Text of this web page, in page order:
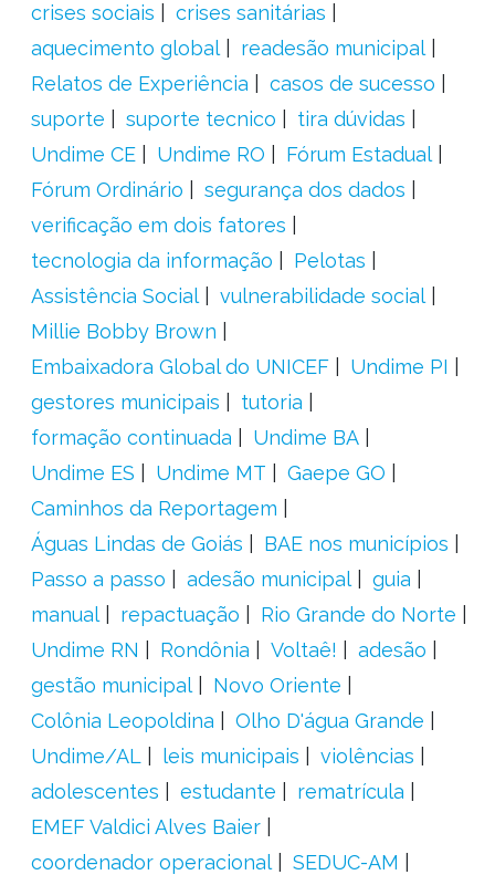
crises sociais
crises sanitárias
aquecimento global
readesão municipal
Relatos de Experiência
casos de sucesso
suporte
suporte tecnico
tira dúvidas
Undime CE
Undime RO
Fórum Estadual
Fórum Ordinário
segurança dos dados
verificação em dois fatores
tecnologia da informação
Pelotas
Assistência Social
vulnerabilidade social
Millie Bobby Brown
Embaixadora Global do UNICEF
Undime PI
gestores municipais
tutoria
formação continuada
Undime BA
Undime ES
Undime MT
Gaepe GO
Caminhos da Reportagem
Águas Lindas de Goiás
BAE nos municípios
Passo a passo
adesão municipal
guia
manual
repactuação
Rio Grande do Norte
Undime RN
Rondônia Voltaê!
adesão
gestão municipal
Novo Oriente
Colônia Leopoldina
Olho D'água Grande
Undime/AL
leis municipais
violências
adolescentes
estudante
rematrícula
EMEF Valdici Alves Baier
coordenador operacional
SEDUC-AM